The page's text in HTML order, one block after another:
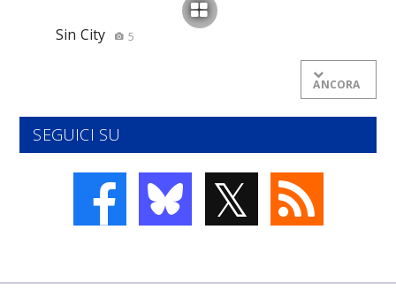
Sin City 5
ANCORA
SEGUICI SU
𝕏